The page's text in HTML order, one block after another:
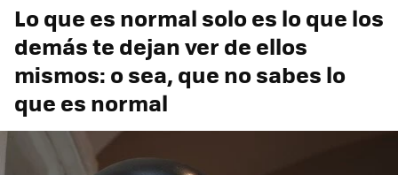
Lo que es normal solo es lo que los
demás te dejan ver de ellos
mismos: o sea, que no sabes lo
que es normal